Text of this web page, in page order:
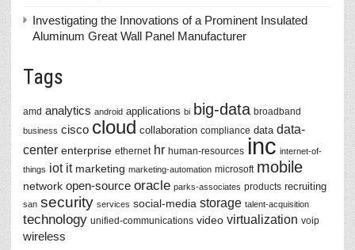
Investigating the Innovations of a Prominent Insulated
Aluminum Great Wall Panel Manufacturer
Tags
amd analytics android applications bi big-data broadband
business cisco cloud collaboration compliance data data-
center enterprise ethernet hr human-resources inc internet-of-
things iot it marketing marketing-automation microsoft mobile
network open-source oracle parks-associates products recruiting
san security services social-media storage talent-acquisition
technology unified-communications video virtualization voip
wireless